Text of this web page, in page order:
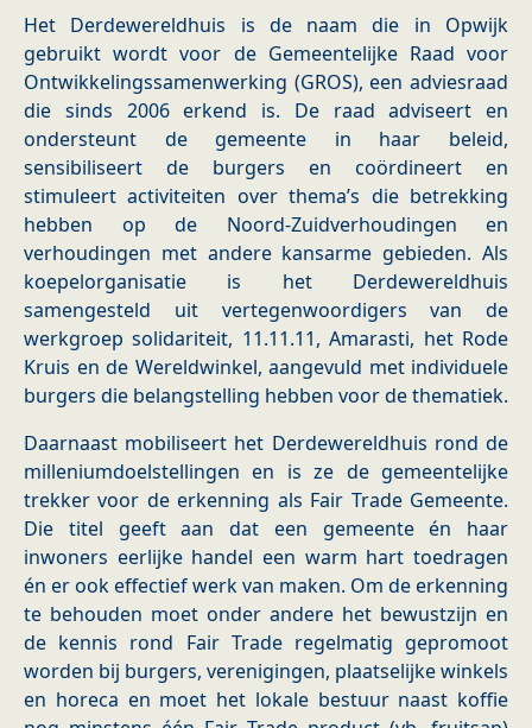
Het Derdewereldhuis is de naam die in Opwijk
gebruikt wordt voor de Gemeentelijke Raad voor
Ontwikkelingssamenwerking (GROS), een adviesraad
die sinds 2006 erkend is. De raad adviseert en
ondersteunt de gemeente in haar beleid,
sensibiliseert de burgers en coördineert en
stimuleert activiteiten over thema’s die betrekking
hebben op de Noord-Zuidverhoudingen en
verhoudingen met andere kansarme gebieden. Als
koepelorganisatie is het Derdewereldhuis
samengesteld uit vertegenwoordigers van de
werkgroep solidariteit, 11.11.11, Amarasti, het Rode
Kruis en de Wereldwinkel, aangevuld met individuele
burgers die belangstelling hebben voor de thematiek.
Daarnaast mobiliseert het Derdewereldhuis rond de
milleniumdoelstellingen en is ze de gemeentelijke
trekker voor de erkenning als Fair Trade Gemeente.
Die titel geeft aan dat een gemeente én haar
inwoners eerlijke handel een warm hart toedragen
én er ook effectief werk van maken. Om de erkenning
te behouden moet onder andere het bewustzijn en
de kennis rond Fair Trade regelmatig gepromoot
worden bij burgers, verenigingen, plaatselijke winkels
en horeca en moet het lokale bestuur naast koffie